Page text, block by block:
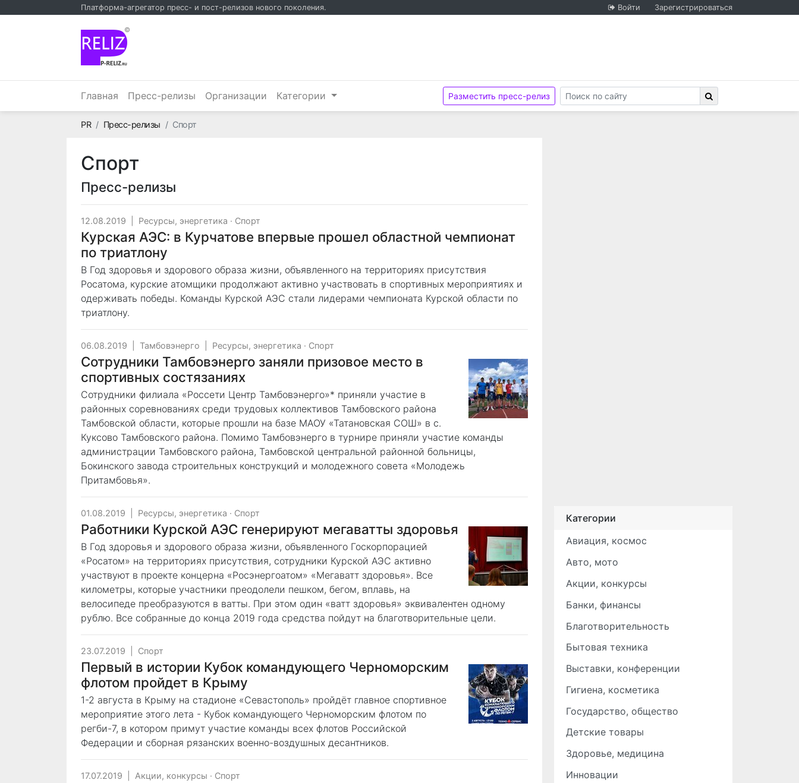
Платформа-агрегатор пресс- и пост-релизов нового поколения. Войти Зарегистрироваться
©
Главная Пресс-релизы Организации Категории Разместить пресс-релиз
PRГлавная
Пресс-релизы Спорт
Спорт
Пресс-релизы
12.08.2019 Ресурсы, энергетика · Спорт
Курская АЭС: в Курчатове впервые прошел областной чемпионат
по триатлону
В Год здоровья и здорового образа жизни, объявленного на территориях присутствия
Росатома, курские атомщики продолжают активно участвовать в спортивных мероприятиях и
одерживать победы. Команды Курской АЭС стали лидерами чемпионата Курской области по
триатлону.
06.08.2019 Тамбовэнерго Ресурсы, энергетика · Спорт
Сотрудники Тамбовэнерго заняли призовое место в
спортивных состязаниях
Сотрудники филиала «Россети Центр Тамбовэнерго»* приняли участие в
районных соревнованиях среди трудовых коллективов Тамбовского района
Тамбовской области, которые прошли на базе МАОУ «Татановская СОШ» в с.
Куксово Тамбовского района. Помимо Тамбовэнерго в турнире приняли участие команды
администрации Тамбовского района, Тамбовской центральной районной больницы,
Бокинского завода строительных конструкций и молодежного совета «Молодежь
Притамбовья».
01.08.2019 Ресурсы, энергетика · Спорт
Работники Курской АЭС генерируют мегаватты здоровья
В Год здоровья и здорового образа жизни, объявленного Госкорпорацией
«Росатом» на территориях присутствия, сотрудники Курской АЭС активно
участвуют в проекте концерна «Росэнергоатом» «Мегаватт здоровья». Все
километры, которые участники преодолели пешком, бегом, вплавь, на
велосипеде преобразуются в ватты. При этом один «ватт здоровья» эквивалентен одному
рублю. Все собранные до конца 2019 года средства пойдут на благотворительные цели.
23.07.2019 Спорт
Первый в истории Кубок командующего Черноморским
флотом пройдет в Крыму
1-2 августа в Крыму на стадионе «Севастополь» пройдёт главное спортивное
мероприятие этого лета - Кубок командующего Черноморским флотом по
регби-7, в котором примут участие команды всех флотов Российской
Федерации и сборная рязанских военно-воздушных десантников.
17.07.2019 Акции, конкурсы · Спорт
Категории
Авиация, космос
Авто, мото
Акции, конкурсы
Банки, финансы
Благотворительность
Бытовая техника
Выставки, конференции
Гигиена, косметика
Государство, общество
Детские товары
Здоровье, медицина
Инновации